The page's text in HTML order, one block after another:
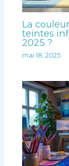
La
teintes
2025 ?
mai 18, 2025